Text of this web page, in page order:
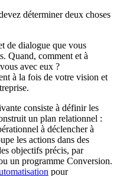
déterminer deux choses
de dialogue que vous
Quand, comment et à
avec eux ?
à la fois de votre vision et
consiste à définir les
un plan relationnel :
à déclencher à
les actions dans des
objectifs précis, par
un programme Conversion.
pour